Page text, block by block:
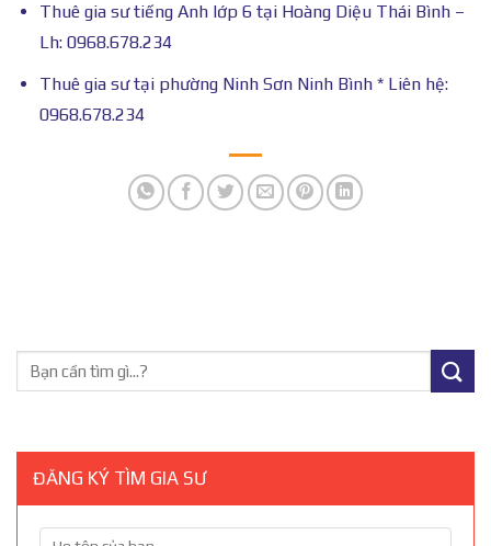
Thuê gia sư tiếng Anh lớp 6 tại Hoàng Diệu Thái Bình –
Lh: 0968.678.234
Thuê gia sư tại phường Ninh Sơn Ninh Bình * Liên hệ:
0968.678.234
ĐĂNG KÝ TÌM GIA SƯ